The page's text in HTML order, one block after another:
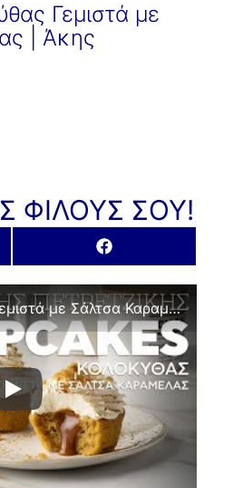
Γεμιστά με
| Άκης
ΦΙΛΟΥΣ ΣΟΥ!
Share
on
Facebook
Cupcakes Κολοκύθας Γεμιστά με Σάλτσα Καραμέλας | Άκης Πετρετζίκης